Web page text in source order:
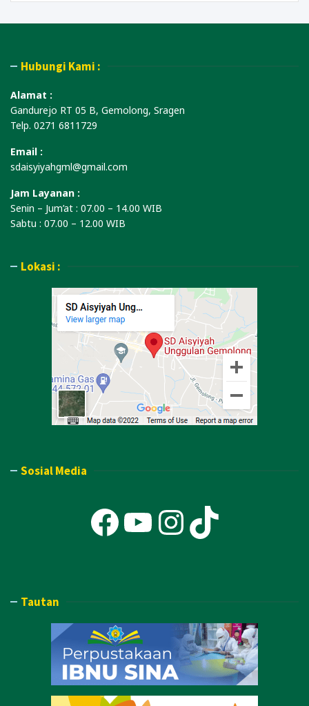
Hubungi Kami :
Alamat :
Gandurejo RT 05 B, Gemolong, Sragen
Telp. 0271 6811729
Email :
sdaisyiyahgml@gmail.com
Jam Layanan :
Senin – Jum’at : 07.00 – 14.00 WIB
Sabtu : 07.00 – 12.00 WIB
Lokasi :
Sosial Media
Facebook
YouTube
TikTok
Tautan